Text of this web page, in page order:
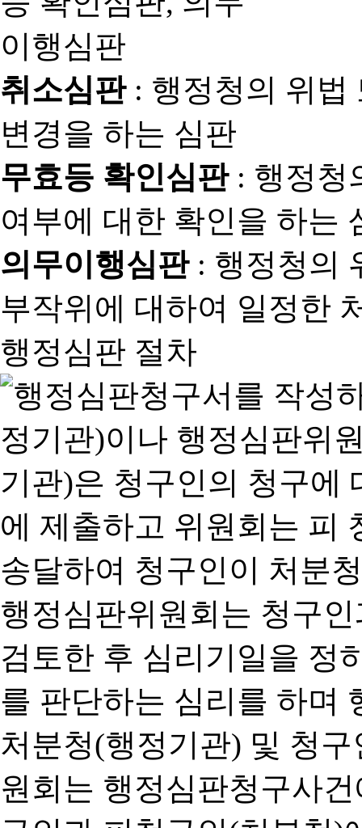
취소심판: 행정청의 위법
변경을 하는 심판
무효등 확인심판: 행정청
여부에 대한 확인을 하는
의무이행심판: 행정청의
부작위에 대하여 일정한
행정심판 절차